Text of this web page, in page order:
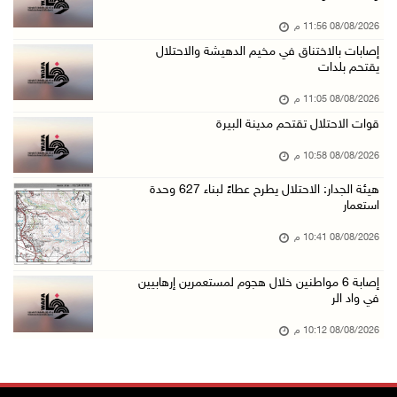
مستعمرون يهاجمون قرية أبو فلاح
08/آب/2026 07:07 م
شعراء غزة يوثقون النزوح والفقد بقصائد من الخي ...
08/آب/2026 06:20 م
08/08/2026 11:56 م
إصابات بالاختناق في مخيم الدهيشة والاحتلال
يقتحم بلدات
08/08/2026 11:05 م
قوات الاحتلال تقتحم مدينة البيرة
08/08/2026 10:58 م
هيئة الجدار: الاحتلال يطرح عطاءً لبناء 627 وحدة
استعمار
08/08/2026 10:41 م
إصابة 6 مواطنين خلال هجوم لمستعمرين إرهابيين
في واد الر
08/08/2026 10:12 م